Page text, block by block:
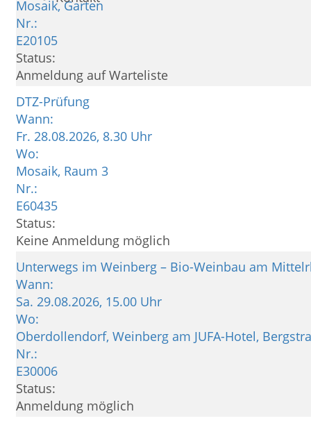
Mosaik, Garten
Nr.:
E20105
Status:
Anmeldung auf Warteliste
DTZ-Prüfung
Wann:
Fr. 28.08.2026, 8.30 Uhr
Wo:
Mosaik, Raum 3
Nr.:
E60435
Status:
Keine Anmeldung möglich
Unterwegs im Weinberg – Bio-Weinbau am
Wann:
Sa. 29.08.2026, 15.00 Uhr
Wo:
Oberdollendorf, Weinberg am JUFA-Hotel,
Nr.:
E30006
Status:
Anmeldung möglich